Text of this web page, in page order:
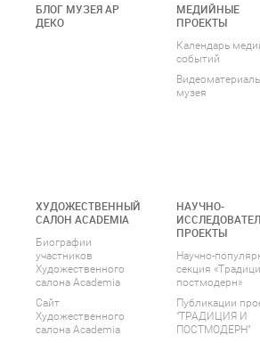
БЛОГ МУЗЕЯ АР
ДЕКО
МЕДИЙНЫЕ
ПРОЕКТЫ
Календарь
событий
музея
ХУДОЖЕСТВЕННЫЙ
САЛОН ACADEMIA
Биографии
участников
Художественного
салона Academia
Сайт
Художественного
салона Academia
НАУЧНО-
ПРОЕКТЫ
Научно-
секция
постмодерн»
Публикации
"ТРАДИЦИЯ И
ПОСТМОДЕРН"